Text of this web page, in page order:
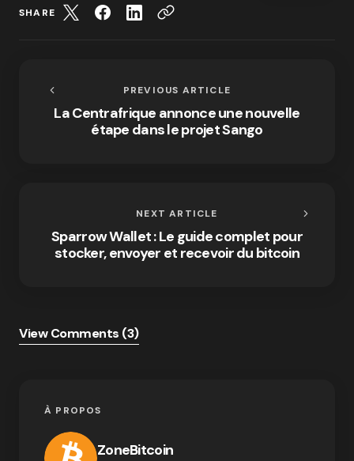
SHARE
PREVIOUS ARTICLE
La Centrafrique annonce une nouvelle
étape dans le projet Sango
NEXT ARTICLE
Sparrow Wallet : Le guide complet pour
stocker, envoyer et recevoir du bitcoin
View Comments (3)
À PROPOS
ZoneBitcoin